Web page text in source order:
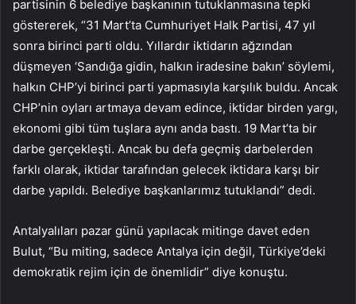
partisinin 6 belediye başkanının tutuklanmasına tepki
göstererek, “31 Mart’ta Cumhuriyet Halk Partisi, 47 yıl
sonra birinci parti oldu. Yıllardır iktidarın ağzından
düşmeyen ‘Sandığa gidin, halkın iradesine bakın’ söylemi,
halkın CHP’yi birinci parti yapmasıyla karşılık buldu. Ancak
CHP’nin oyları artmaya devam edince, iktidar birden yargı,
ekonomi gibi tüm tuşlara aynı anda bastı. 19 Mart’ta bir
darbe gerçekleşti. Ancak bu defa geçmiş darbelerden
farklı olarak, iktidar tarafından gelecek iktidara karşı bir
darbe yapıldı. Belediye başkanlarımız tutuklandı” dedi.
Antalyalıları pazar günü yapılacak mitinge davet eden
Bulut, “Bu miting, sadece Antalya için değil, Türkiye’deki
demokratik rejim için de önemlidir” diye konuştu.